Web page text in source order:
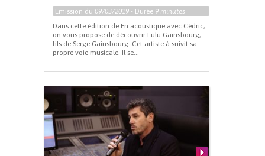
Emission du 09/03/2019 - Durée 9 minutes
Dans cette édition de En acoustique avec Cédric,
on vous propose de découvrir Lulu Gainsbourg,
fils de Serge Gainsbourg. Cet artiste à suivit sa
propre voie musicale. Il se...